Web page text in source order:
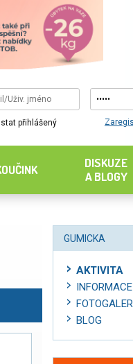
přihlášený
DISKUZE
A BLOGY
GUMICKA
AKTIVITA
INFORMACE
BLOG